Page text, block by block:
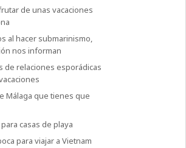
de unas vacaciones
al hacer submarinismo,
nos informan
de relaciones esporádicas
Málaga que tienes que
casas de playa
para viajar a Vietnam